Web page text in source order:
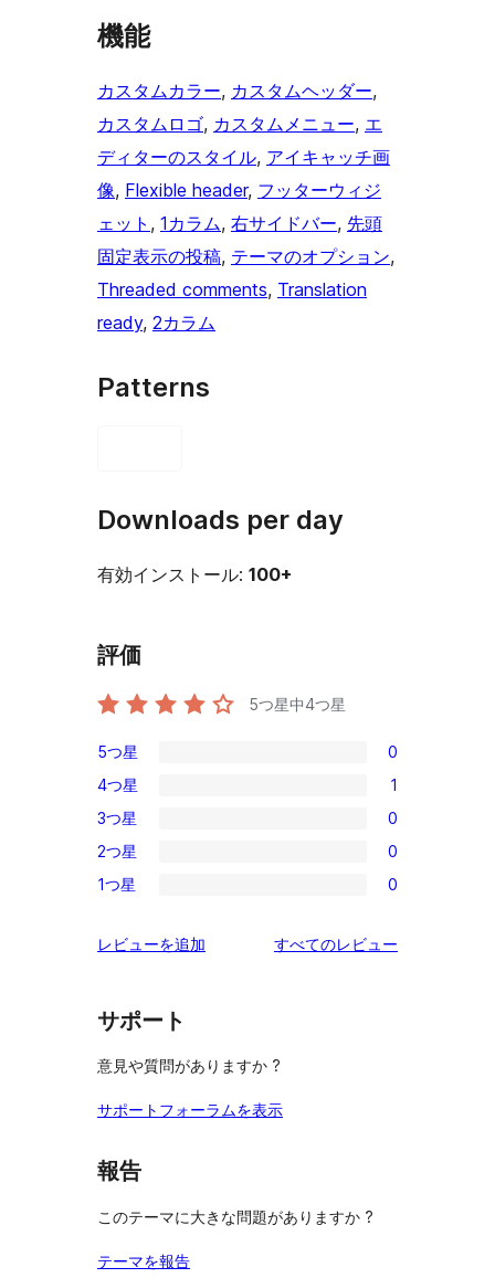
機能
カスタムカラー, カスタムヘッダー
カスタムロゴ, カスタムメニュー, エ
ディターのスタイル, アイキャッチ画
像, Flexible header, フッターウィジ
ェット , 1カラム, 右サイドバー, 先頭
固定表示の投稿, テーマのオプション
Threaded comments, Translation
ready, 2カラム
Patterns
Downloads per day
有効インストール: 100+
評価
5つ星中4つ星
0
5-
星
レ
ビ
ー
5つ星 0
1
4-
星
レ
ュ
4つ星 1
0
3-
星
ビ
3つ星 0
0
2-
レ
ュ
ー
2つ星 0
0
星
ビ
ー
1つ星 0
レビューを追加 すべてのレビュー
サポート
意見や質問がありますか ?
サポートフォーラムを表示
報告
このテーマに大きな問題がありますか ?
テーマを報告